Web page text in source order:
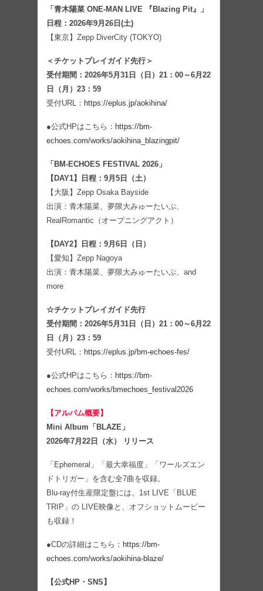
「青木陽菜 ONE-MAN LIVE 『Blazing Pit』」
日程：2026年9月26日(土)
【東京】Zepp DiverCity (TOKYO)
＜チケットプレイガイド先行＞
受付期間：2026年5月31日（日）21：00～6月22
日（月）23：59
受付URL： https://eplus.jp/aokihina/
●公式HPはこちら： https://bm-
echoes.com/works/aokihina_blazingpit/
「BM-ECHOES FESTIVAL 2026」
【DAY1】日程：9月5日（土）
【大阪】Zepp Osaka Bayside
出演：青木陽菜、夢限大みゅーたいぷ、
RealRomantic（オープニングアクト）
【DAY2】日程：9月6日（日）
【愛知】Zepp Nagoya
出演：青木陽菜、夢限大みゅーたいぷ、and
more
☆チケットプレイガイド先行
受付期間：2026年5月31日（日）21：00～6月22
日（月）23：59
受付URL： https://eplus.jp/bm-echoes-fes/
●公式HPはこちら： https://bm-
echoes.com/works/bmechoes_festival2026
【アルバム概要】
Mini Album「BLAZE」
2026年7月22日（水） リリース
「Ephemeral」「最大幸福度」「ワールズエン
ドトリガー」を含む全7曲を収録。
Blu-ray付生産限定盤には、1st LIVE「BLUE
TRIP」の LIVE映像と、オフショットムービー
も収録！
●CDの詳細はこちら： https://bm-
echoes.com/works/aokihina-blaze/
【公式HP・SNS】